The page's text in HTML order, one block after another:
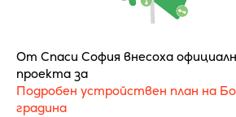
От Спаси София внесоха
проекта за
Подробен устройствен план на
градина